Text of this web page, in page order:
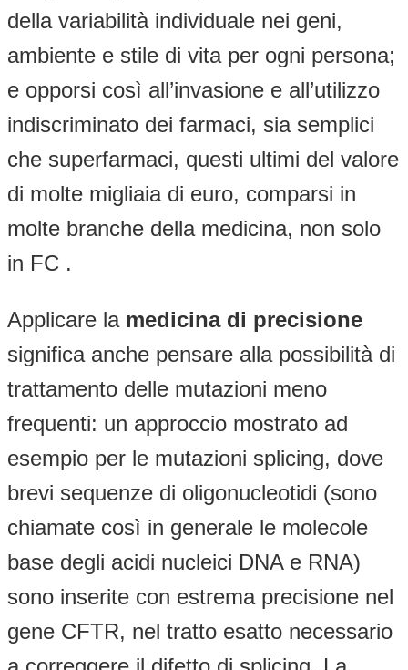
della variabilità individuale nei geni,
ambiente e stile di vita per ogni persona;
e opporsi così all’invasione e all’utilizzo
indiscriminato dei farmaci, sia semplici
che superfarmaci, questi ultimi del valore
di molte migliaia di euro, comparsi in
molte branche della medicina, non solo
in FC .
Applicare lamedicina di precisione
significa anche pensare alla possibilità di
trattamento delle mutazioni meno
frequenti: un approccio mostrato ad
esempio per le mutazioni splicing, dove
brevi sequenze di oligonucleotidi (sono
chiamate così in generale le molecole
base degli acidi nucleici DNA e RNA)
sono inserite con estrema precisione nel
gene CFTR, nel tratto esatto necessario